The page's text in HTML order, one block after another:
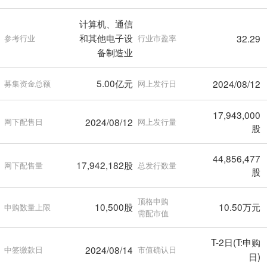
参考行业
计算机、通信
和其他电子设
备制造业
行业市盈率 32.29
募集资金总额 5.00亿元 网上发行日 2024/08/12
网下配售日 2024/08/12 网上发行量
17,943,000
股
网下配售量 17,942,182股 总发行数量
44,856,477
股
申购数量上限 10,500股 顶格申购
需配市值
10.50万元
中签缴款日 2024/08/14 市值确认日
T-2日(T:申购
日)